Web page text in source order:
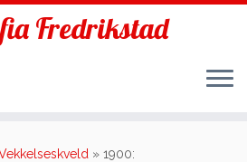
Fredrikstad
» 1900: